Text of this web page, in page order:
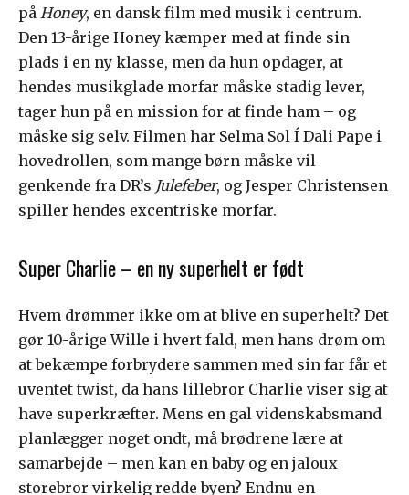
på Honey, en dansk film med musik i centrum.
Den 13-årige Honey kæmper med at finde sin
plads i en ny klasse, men da hun opdager, at
hendes musikglade morfar måske stadig lever,
tager hun på en mission for at finde ham – og
måske sig selv. Filmen har Selma Sol Í Dali Pape i
hovedrollen, som mange børn måske vil
genkende fra DR’s Julefeber, og Jesper Christensen
spiller hendes excentriske morfar.
Super Charlie – en ny superhelt er født
Hvem drømmer ikke om at blive en superhelt? Det
gør 10-årige Wille i hvert fald, men hans drøm om
at bekæmpe forbrydere sammen med sin far får et
uventet twist, da hans lillebror Charlie viser sig at
have superkræfter. Mens en gal videnskabsmand
planlægger noget ondt, må brødrene lære at
samarbejde – men kan en baby og en jaloux
storebror virkelig redde byen? Endnu en